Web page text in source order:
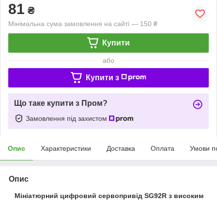
81 ₴
Мінімальна сума замовлення на сайті — 150 ₴
Купити
або
Купити з
Що таке купити з Пром?
Замовлення під захистом
Опис Характеристики Доставка Оплата Умови
Опис
Мініатюрний цифровий сервопривід SG92R з високим